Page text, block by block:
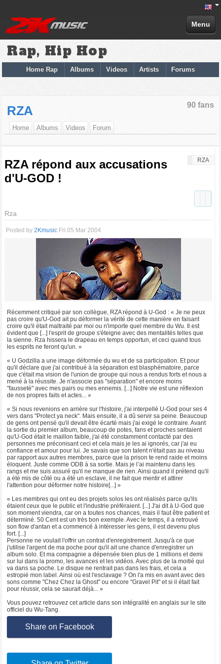
Menu
Rap, Hip Hop
Home Rap Albums Videos Artists Forums
90 fans
RZA
Home Albums Videos Forum
RZA
RZA répond aux accusations
d'U-GOD !
Rza
Posted by2Kmusic Fri 05 Mar 2004
Récemment critiqué par son collègue, RZA répond à U-God : « Je ne peux
pas croire qu'U-God ait pu déformer la vérité de cette manière en faisant
croire qu'il était maltraité par moi ou n'importe quel membre du Wu. Il est
évident que [...] l'esprit de groupe s'éteigne avec des mentalités telles que
la sienne. Rza hissera le drapeau en temps opportun, et ceci quand tous
les esprits ne feront qu'un. »
« U Godzilla a une image déformée du wu et de sa participation. Et pour
qu'il déclare que j'ai contribué à la séparation est blasphématoire, parce
que c'était ma vision de l'union de groupe qui nous a rendus forts et nous a
mené à la réussite. Je n'associe pas "séparation" et encore moins
"fausseté" avec mes pairs ou mes ennemis. [...] Notre vie est une réflexion
de nos propres faits et actes... »
« Si nous revenions en arrière sur l'histoire, j'ai interpellé U-God pour ses 4
vers dans "Protect ya neck". Mais ensuite, il a dû servir sa peine. Beaucoup
de gens ont pensé qu'il devait être écarté mais j'ai exigé le contraire. Avant
la sortie du premier album, beaucoup de potes, fans et proches sentaient
qu'U-God était le maillon faible, j'ai été constamment contacté par des
personnes me préconisant ceci et cela mais je les ai ignorés, car j'ai eu
confiance et amour pour lui. Je savais que son talent n'était pas au niveau
par rapport aux autres membres, parce que la prison te rend raide et moins
éloquent. Juste comme ODB à sa sortie. Mais je l’ai maintenu dans les
rangs et me suis assuré qu'il ne manque de rien. Ainsi quand il prétend qu'il
a été mis de côté ou a été un esclave, il ne fait que mentir et attirer
l'attention pour déformer notre histoire[...] »
« Les membres qui ont eu des projets solos les ont réalisés parce qu'ils
étaient ceux que le public et l'industrie préféraient. [...] J'ai dit à U-God que
son moment viendra, car on a toutes nos chances, mais il faut être patient et
déterminé. 50 Cent est un très bon exemple. Avec le temps, il a retrouvé
son flow d'antan et a commencé à intéresser les gens, il est devenu plus
fort. [...]
Personne ne voulait l'offrir un contrat d'enregistrement. Jusqu'à ce que
j'utilise l'argent de ma poche pour qu'il ait une chance d'enregistrer un
album solo. Et ma compagnie a dépensée bien plus de 1 millions et demi
sur lui dans la promo, les avances et les vidéos. Avec plus de la moitié qui
va dans sa poche. Le disque ne rentrait pas dans les frais, et cela a
estropié mon label. Ainsi où est l'esclavage ? On l'a mis en avant avec des
sons comme "Chez Chez la Ghost" ou encore "Gravel Pit" et si il était fait
pour réussir, cela se saurait déjà... »
Vous pouvez retrouvez cet article dans son intégralité en anglais sur le site
officiel du Wu-Tang.
Share on Facebook